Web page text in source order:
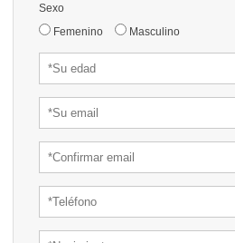
Sexo
Femenino
Masculino